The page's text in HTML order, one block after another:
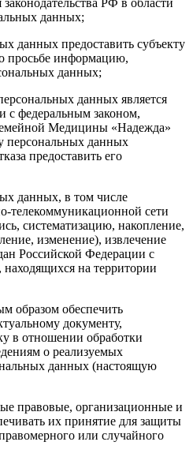
данных;
данных предоставить субъекту
просьбе информацию,
данных;
данных является
с федеральным законом,
Медицины «Надежда»
персональных данных
предоставить его
данных, в том числе
телекоммуникационной сети
систематизацию, накопление,
изменение), извлечение
Российской Федерации с
на территории
образом обеспечить
документу,
в отношении обработки
о реализуемых
данных (настоящую
правовые, организационные и
их принятие для защиты
или случайного